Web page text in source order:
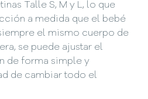
Talle S, M y L, lo que
a medida que el bebé
el mismo cuerpo de
se puede ajustar el
de forma simple y
de cambiar todo el